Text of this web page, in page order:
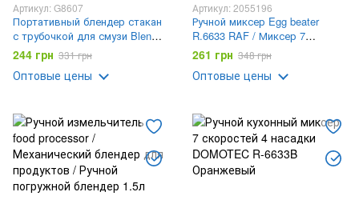
Артикул: G8607
Портативный блендер стакан
с трубочкой для смузи Blender
Juicer Glass / Мини-блендер
для приготовления коктейлей
и смузи / Блендер-
244 грн 331 грн
Оптовые цены
Артикул: 2055196
Ручной миксер Egg beater
R.6633 RAF / Миксер 7
скоростей
261 грн 348 грн
Оптовые цены